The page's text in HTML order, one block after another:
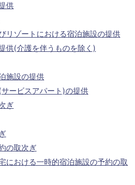
供
リゾートにおける宿泊施設の提供
供(介護を伴うものを除く)
施設の提供
ービスアパート)の提供
ぎ
の取次ぎ
における一時的宿泊施設の予約の取